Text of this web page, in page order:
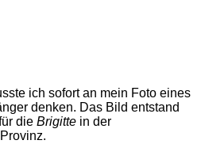
ich sofort an mein Foto eines
denken. Das Bild entstand
die Brigitte in der